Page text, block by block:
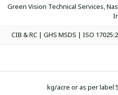
Green Vision Technical Services,
CIB & RC | GHS MSDS | ISO
5-